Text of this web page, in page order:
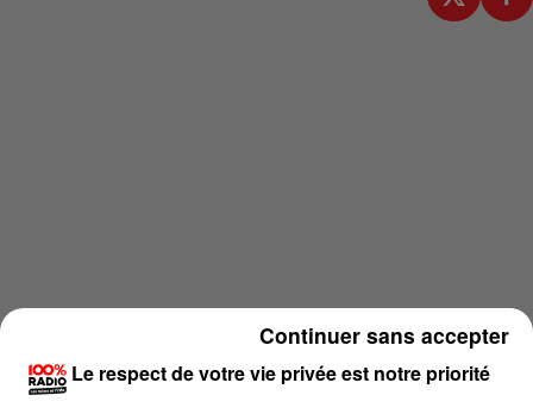
Le respect de votre vie privée est notre priorité
Continuer sans accepter